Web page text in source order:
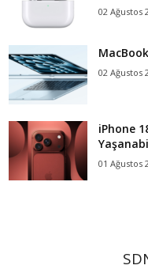
02 Ağustos
02 Ağustos
iPhone
01 Ağustos